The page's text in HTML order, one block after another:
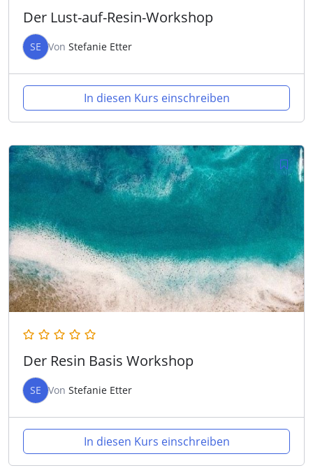
Der Lust-auf-Resin-Workshop
SE Von Stefanie Etter
In diesen Kurs einschreiben
Der Resin Basis Workshop
SE Von Stefanie Etter
In diesen Kurs einschreiben